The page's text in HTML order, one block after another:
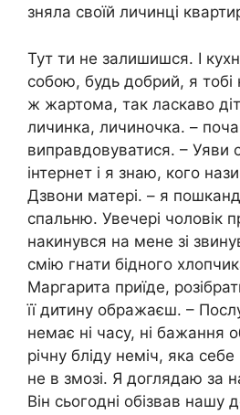
зняла своїй личинці
Тут ти не залишишся. І
собою, будь добрий, я
ж жартома, так ласкаво
личинка, личиночка. –
виправдовуватися. – Уяви
інтернет і я знаю, кого
Дзвони матері. – я
спальню. Увечері чоловік
накинувся на мене зі
смію гнати бідного
Маргарита приїде,
її дитину ображаєш. –
немає ні часу, ні бажання
річну бліду неміч, яка
не в змозі. Я доглядаю за
Він сьогодні обізвав нашу